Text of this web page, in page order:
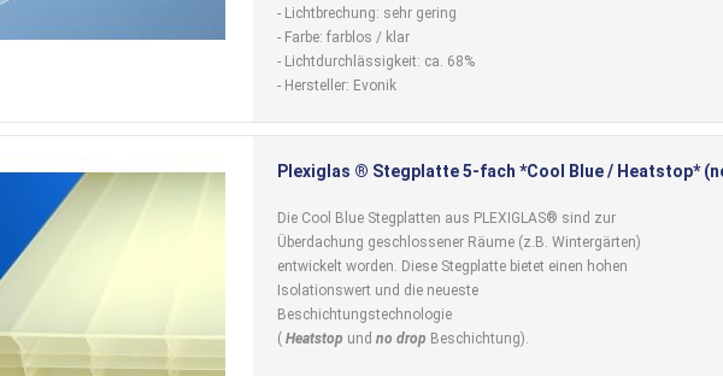
- Lichtbrechung: sehr gering
- Farbe: farblos / klar
- Lichtdurchlässigkeit: ca. 68%
- Hersteller: Evonik
Plexiglas ® Stegplatte 5-fach *Cool Blue / Heatstop*
Die Cool Blue Stegplatten aus PLEXIGLAS® sind zur
Überdachung geschlossener Räume (z.B. Wintergärten)
entwickelt worden. Diese Stegplatte bietet einen hohen
Isolationswert und die neueste
Beschichtungstechnologie
( Heatstop und no drop Beschichtung).